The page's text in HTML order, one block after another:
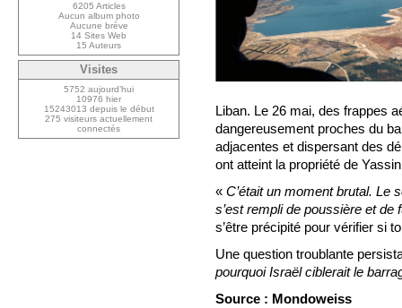
Liban. Le 26 mai, des frappes
dangereusement proches du
adjacentes et dispersant des
ont atteint la propriété de
« C’était un moment brutal. Le
s’est rempli de poussière et de
s’être précipité pour vérifier si
Une question troublante
pourquoi Israël ciblerait le
Source : Mondoweiss
6205 Articles
Aucun album photo
Aucune brève
14 Sites Web
15 Auteurs
Visites
5752 aujourd’hui
10976 hier
15243013 depuis le début
275 visiteurs actuellement
connectés